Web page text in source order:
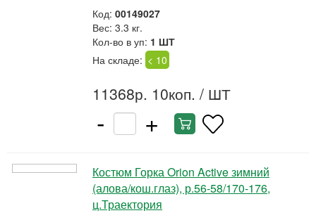
Код: 00149027
Вес: 3.3 кг.
Кол-во в уп: 1 ШТ
На складе: < 10
11368р. 10коп. / ШТ
- +
Костюм Горка Orion Active зимний
(алова/кош.глаз), р.56-58/170-176,
ц.Траектория